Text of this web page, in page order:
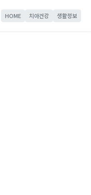
HOME 치아건강 생활정보